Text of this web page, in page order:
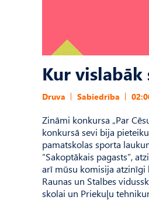
Kur
Druva Sabiedrība
Zināmi konkursa „Par
konkursā sevi bija
pamatskolas sporta
“Sakoptākais pagasts”,
arī mūsu komisija atzinīgi
Raunas un Stalbes
skolai un Priekuļu